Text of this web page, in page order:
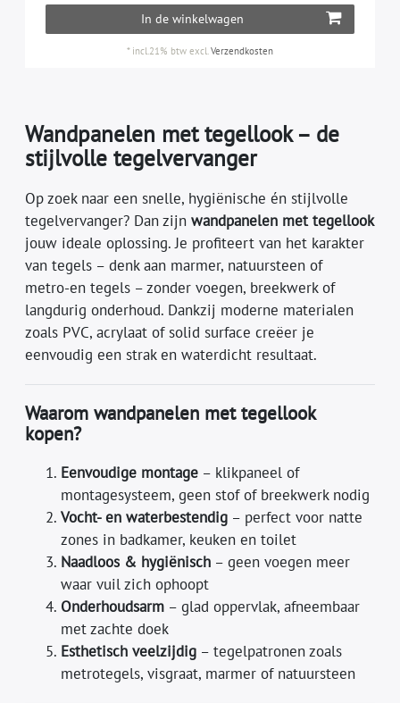
In de winkelwagen
* incl.21% btw excl. Verzendkosten
Wandpanelen met tegellook – de
stijlvolle tegelvervanger
Op zoek naar een snelle, hygiënische én stijlvolle
tegelvervanger? Dan zijnwandpanelen met tegellook
jouw ideale oplossing. Je profiteert van het karakter
van tegels – denk aan marmer, natuursteen of
metro‑en tegels – zonder voegen, breekwerk of
langdurig onderhoud. Dankzij moderne materialen
zoals PVC, acrylaat of solid surface creëer je
eenvoudig een strak en waterdicht resultaat.
Waarom wandpanelen met tegellook
kopen?
Eenvoudige montage – klikpaneel of
montagesysteem, geen stof of breekwerk nodig
Vocht- en waterbestendig – perfect voor natte
zones in badkamer, keuken en toilet
Naadloos & hygiënisch – geen voegen meer
waar vuil zich ophoopt
Onderhoudsarm – glad oppervlak, afneembaar
met zachte doek
Esthetisch veelzijdig – tegelpatronen zoals
metrotegels, visgraat, marmer of natuursteen